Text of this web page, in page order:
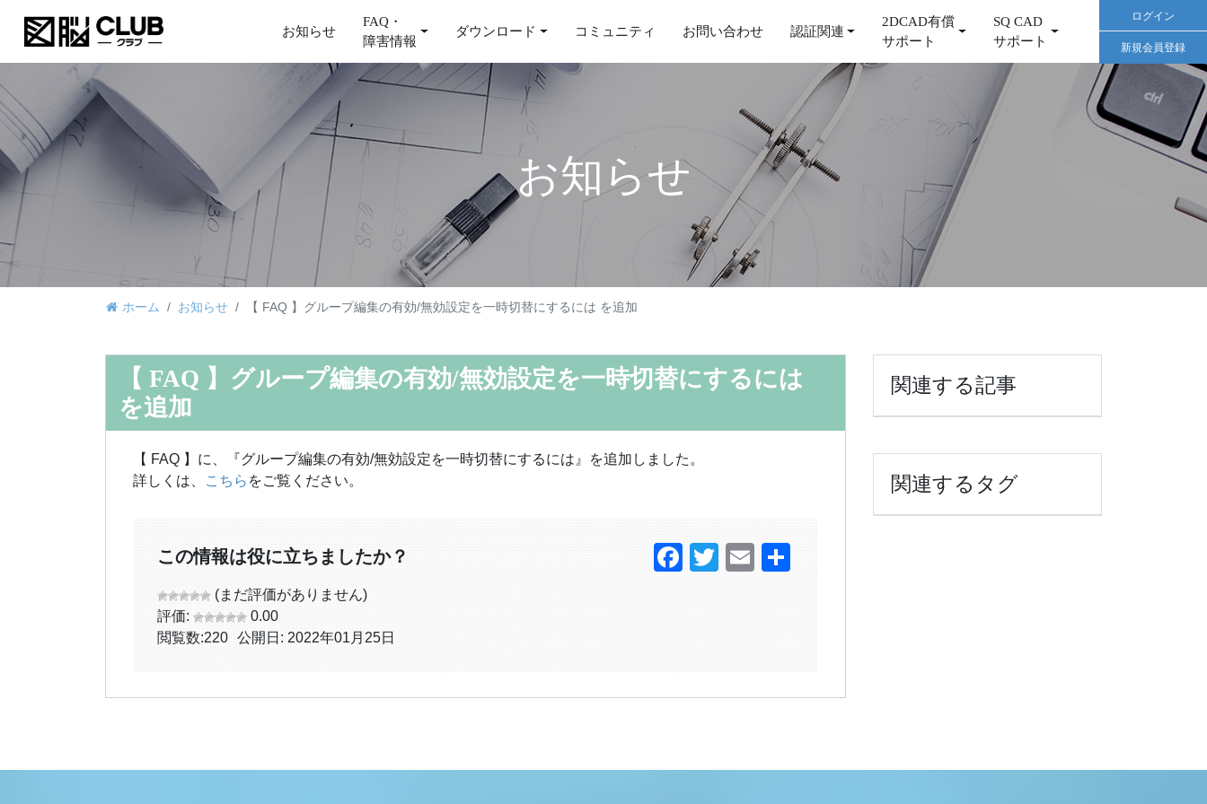
お知らせ
FAQ・
障害情報
ダウンロード コミュニティ お問い合わせ 認証関連
2DCAD有償
サポート
SQ CAD
サポート
ログイン
新規会員登録
お知らせ
ホーム お知らせ 【 FAQ 】グループ編集の有効/無効設定を一時切替にするには を追加
【 FAQ 】グループ編集の有効/無効設定を一時切替にするには
を追加
【 FAQ 】に、『グループ編集の有効/無効設定を一時切替にするには』を追加しました。
詳しくは、
こちら をご覧ください。
この情報は役に立ちましたか？
(まだ評価がありません)
評価:
0.00
閲覧数:220 公開日: 2022年01月25日
Facebook
TwitterEmail
関連する記事
関連するタグ